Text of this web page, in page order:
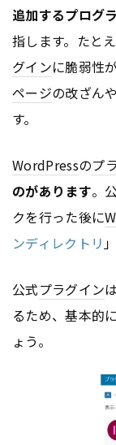
追加するプログ
指します。たとえ
グインに脆弱性
ページの改ざん
す。
WordPressのプ
のがあります。
クを行った後に
ンディレクトリ
公式プラグイン
るため、基本的
ょう。